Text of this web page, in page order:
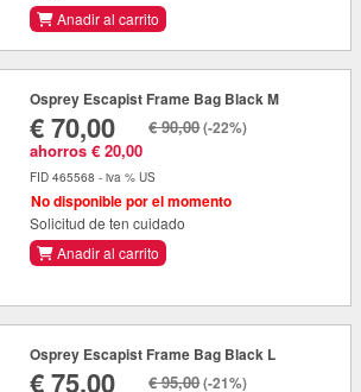
Anadir al carrito
Osprey Escapist Frame Bag Black M
€ 70,00
ahorros € 20,00
€ 90,00(-22%)
FID 465568 - iva % US
No disponible por el momento
Solicitud de ten cuidado
Anadir al carrito
Osprey Escapist Frame Bag Black L
€ 75,00 € 95,00(-21%)